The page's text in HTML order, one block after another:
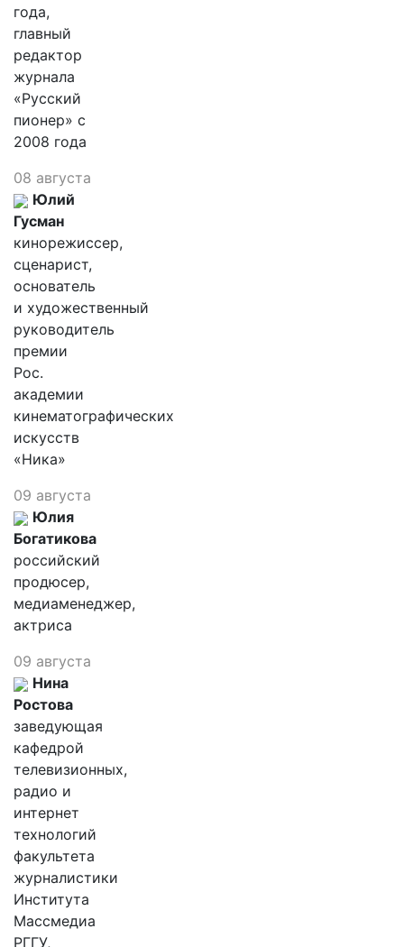
года,
главный
редактор
журнала
«Русский
пионер» с
2008 года
08 августа
Юлий
Гусман
кинорежиссер,
сценарист,
основатель
и художественный
руководитель
премии
Рос.
академии
кинематографических
искусств
«Ника»
09 августа
Юлия
Богатикова
российский
продюсер,
медиаменеджер,
актриса
09 августа
Нина
Ростова
заведующая
кафедрой
телевизионных,
радио и
интернет
технологий
факультета
журналистики
Института
Массмедиа
РГГУ,